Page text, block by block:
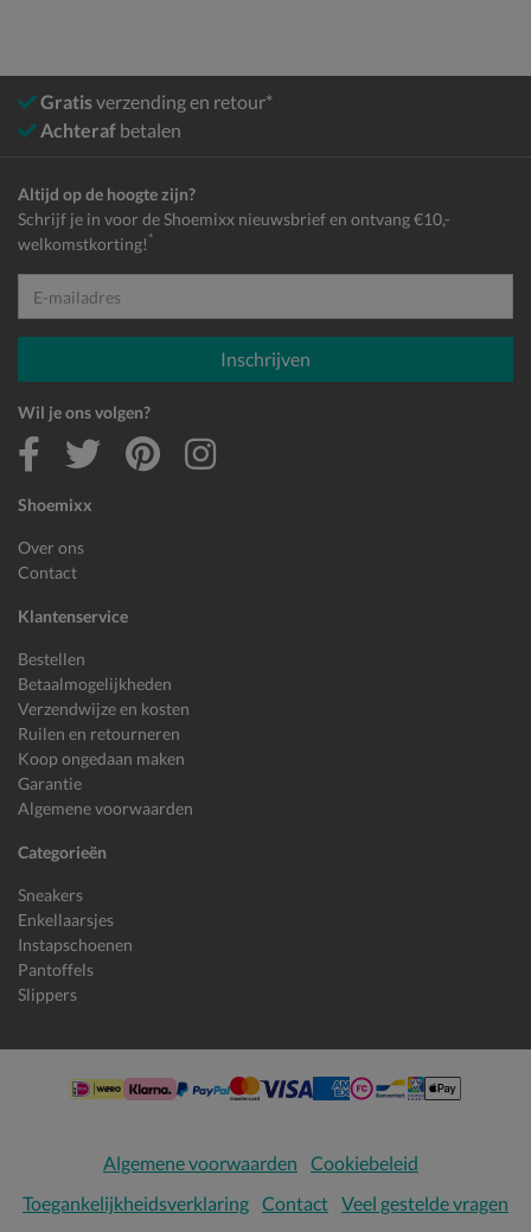
Gratisverzending en retour*
Achteraf betalen
Shoemixx
Over ons
Contact
Klantenservice
Bestellen
Betaalmogelijkheden
Verzendwijze en kosten
Ruilen en retourneren
Koop ongedaan maken
Garantie
Algemene voorwaarden
Categorieën
Sneakers
Enkellaarsjes
Instapschoenen
Pantoffels
Slippers
Altijd op de hoogte zijn?
Schrijf je in voor de Shoemixx nieuwsbrief en ontvang €10,-
welkomstkorting! *
E-mailadres
Inschrijven
Wil je ons volgen?
Algemene voorwaarden
Cookiebeleid
Toegankelijkheidsverklaring Contact Veel gestelde vragen